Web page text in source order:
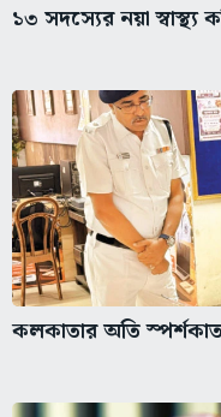
১৩ সদস্যের নয়া স্বাস্থ্য
কলকাতার অতি